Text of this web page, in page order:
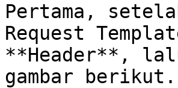
Pertama,
Request
**Header**,
gambar berikut.